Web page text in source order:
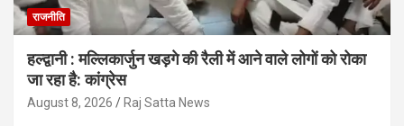
राजनीति
हल्द्वानी : मल्लिकार्जुन खड़गे की रैली में आने वाले लोगों को रोका
जा रहा है: कांग्रेस
August 8, 2026 Raj Satta News